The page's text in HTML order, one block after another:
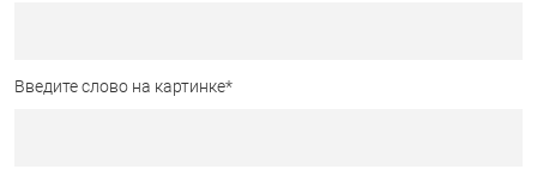
Введите слово на картинке*